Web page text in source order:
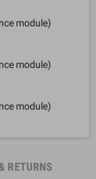
module)
module)
module)
RETURNS